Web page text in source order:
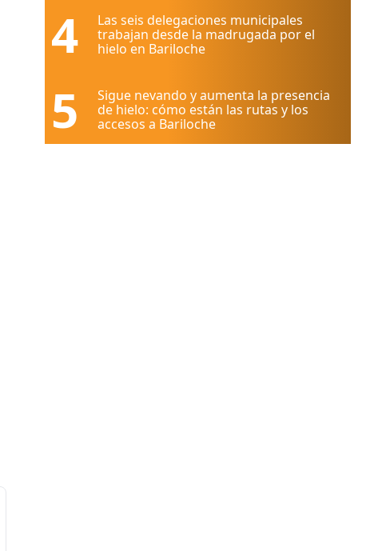
4
Las seis delegaciones municipales
trabajan desde la madrugada por el
hielo en Bariloche
5
Sigue nevando y aumenta la presencia
de hielo: cómo están las rutas y los
accesos a Bariloche